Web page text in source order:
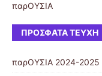
παρΟΥΣΙΑ
ΠΡΌΣΦΑΤΑ ΤΕΎΧΗ
παρΟΥΣΙΑ 2024-2025